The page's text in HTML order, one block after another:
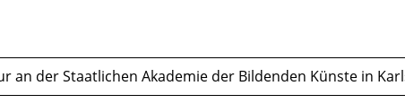
an der Staatlichen Akademie der Bildenden Künste in